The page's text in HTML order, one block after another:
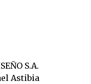
S.A.
Astibia